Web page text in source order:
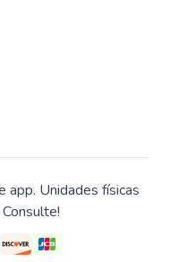
app. Unidades físicas